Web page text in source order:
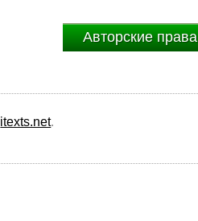
Авторские права
itexts.net.